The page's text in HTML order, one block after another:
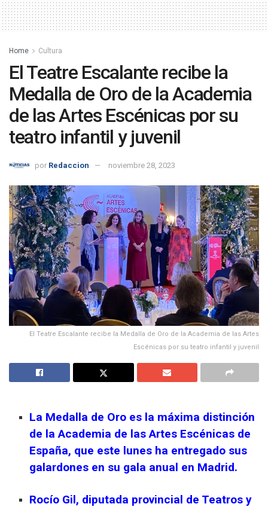
Home Cultura
El Teatre Escalante recibe la
Medalla de Oro de la Academia
de las Artes Escénicas por su
teatro infantil y juvenil
por Redaccion noviembre 28, 2023
El Teatre Escalante recibe la Medalla de Oro de la Academia de las Artes
Escénicas por su teatro infantil y juvenil
La Medalla de Oro es la máxima distinción
de la Academia de lasArtes Escénicas de
España, que este lunes ha entregado sus
galardones en su gala anual en Madrid.
Rocío Gil, diputada provincial de Teatros y